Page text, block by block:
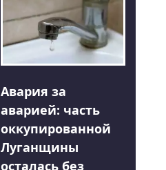
Авария за
аварией: часть
оккупированной
Луганщины
осталась без